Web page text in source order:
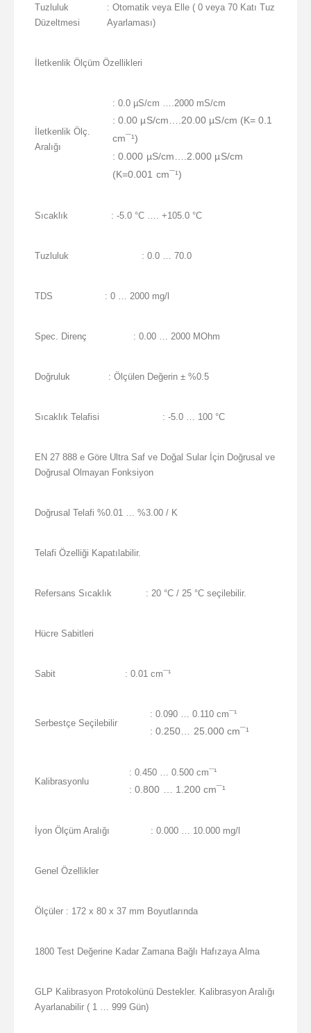
Tuzluluk
Düzeltmesi
: Otomatik veya Elle ( 0 veya 70 Katı Tuz
Ayarlaması)
İletkenlik Ölçüm Özellikleri
İletkenlik Ölç.
Aralığı
: 0.0 µS/cm ….2000 mS/cm
: 0.00 µS/cm….20.00 µS/cm (K= 0.1
cm¯¹)
: 0.000 µS/cm….2.000 µS/cm
(K=0.001 cm¯¹)
Sıcaklık : -5.0 °C …. +105.0 °C
Tuzluluk : 0.0 … 70.0
TDS : 0 … 2000 mg/l
Spec. Direnç : 0.00 … 2000 MOhm
Doğruluk : Ölçülen Değerin ± %0.5
Sıcaklık Telafisi : -5.0 … 100 °C
EN 27 888 e Göre Ultra Saf ve Doğal Sular İçin Doğrusal ve
Doğrusal Olmayan Fonksiyon
Doğrusal Telafi %0.01 … %3.00 / K
Telafi Özelliği Kapatılabilir.
Refersans Sıcaklık : 20 °C / 25 °C seçilebilir.
Hücre Sabitleri
Sabit : 0.01 cm¯¹
Serbestçe Seçilebilir
: 0.090 … 0.110 cm¯¹
: 0.250… 25.000 cm¯¹
Kalibrasyonlu
: 0.450 … 0.500 cm¯¹
: 0.800 … 1.200 cm¯¹
İyon Ölçüm Aralığı : 0.000 … 10.000 mg/l
Genel Özellikler
Ölçüler : 172 x 80 x 37 mm Boyutlarında
1800 Test Değerine Kadar Zamana Bağlı Hafızaya Alma
GLP Kalibrasyon Protokolünü Destekler. Kalibrasyon Aralığı
Ayarlanabilir ( 1 … 999 Gün)